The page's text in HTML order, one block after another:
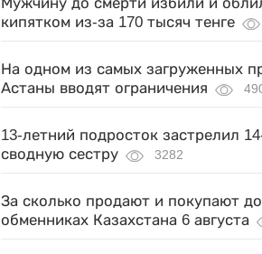
кипятком из-за 170 тысяч тенге
На одном из самых загруженных
Астаны вводят ограничения
13-летний подросток застрелил
сводную сестру
3282
За сколько продают и покупают
обменниках Казахстана 6 августа